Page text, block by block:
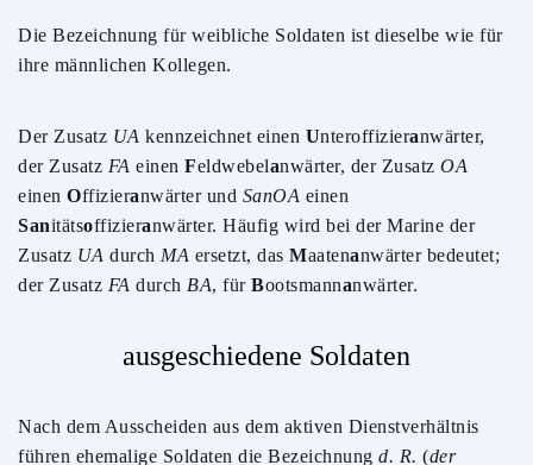
Die Bezeichnung für weibliche Soldaten ist dieselbe wie für
ihre männlichen Kollegen.
Der Zusatz UA kennzeichnet einen Unteroffizieranwärter,
der Zusatz FA einen Feldwebelanwärter, der Zusatz OA
einen Offizieranwärter und SanOA einen
Sanitätsoffizieranwärter. Häufig wird bei der Marine der
Zusatz UA durch MA ersetzt, das Maatenanwärter bedeutet;
der Zusatz FA durch BA, für Bootsmannanwärter.
ausgeschiedene Soldaten
Nach dem Ausscheiden aus dem aktiven Dienstverhältnis
führen ehemalige Soldaten die Bezeichnung d. R. (der